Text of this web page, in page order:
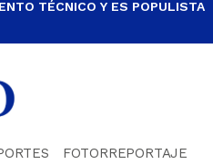
TÉCNICO Y ES POPULISTA
FOTORREPORTAJE